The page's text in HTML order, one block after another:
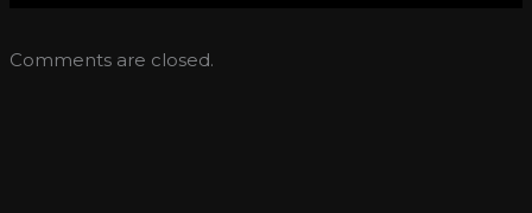
Comments are closed.